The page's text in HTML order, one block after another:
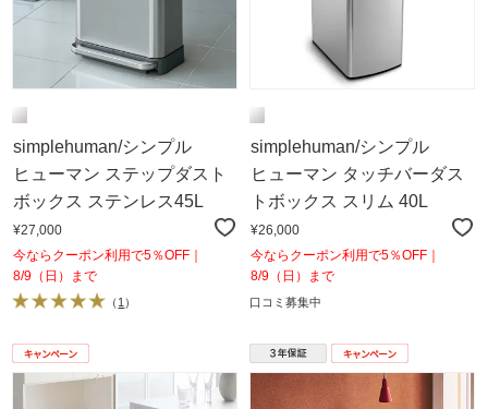
simplehuman/シンプル
ヒューマン ステップダスト
ボックス ステンレス45L
¥27,000
今ならクーポン利用で5％OFF｜
8/9（日）まで
（ 1 ）
simplehuman/シンプル
ヒューマン タッチバーダス
トボックス スリム 40L
¥26,000
今ならクーポン利用で5％OFF｜
8/9（日）まで
口コミ募集中